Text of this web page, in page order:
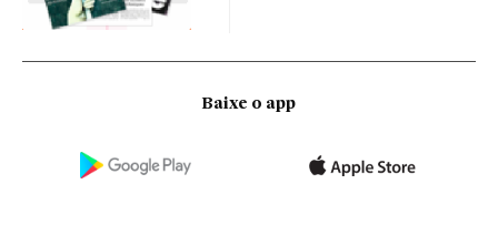
Baixe o app